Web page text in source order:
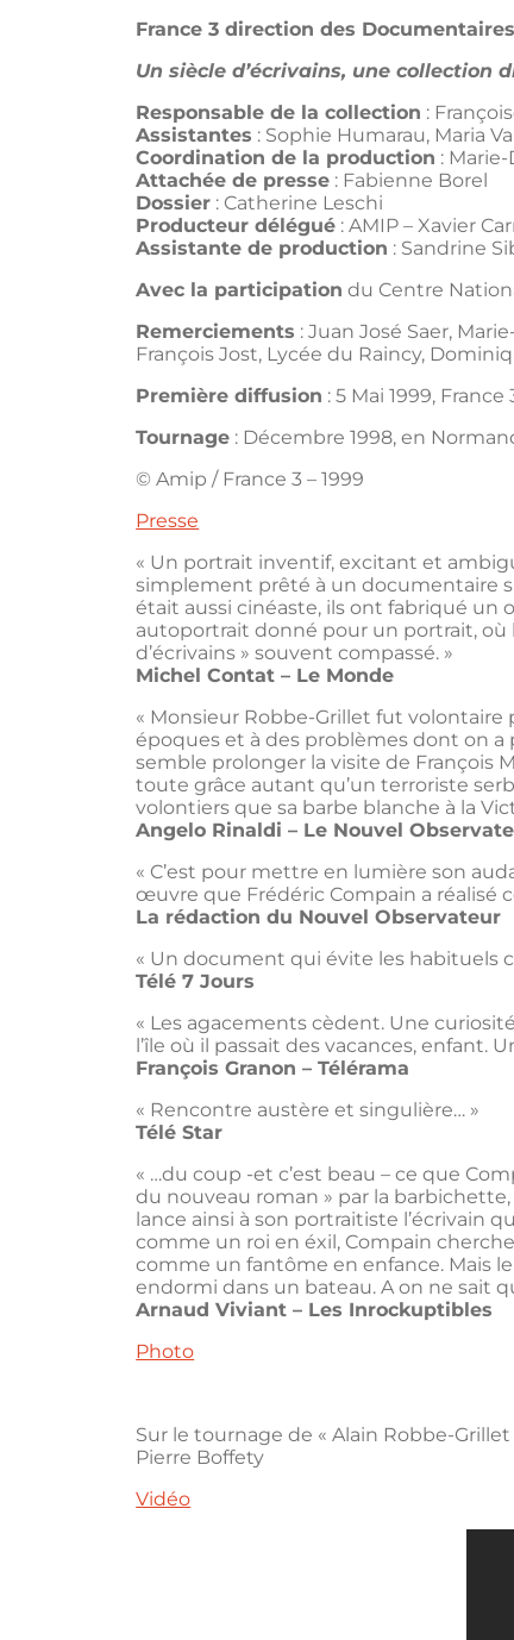
France 3 direction des
Un siècle d’écrivains, une collection
Responsable de la collection :
Assistantes : Sophie Humarau, Maria
Coordination de la production :
Attachée de presse : Fabienne Borel
Dossier : Catherine Leschi
Producteur délégué : AMIP – Xavier
Assistante de production : Sandrine
Avec la participation du Centre
Remerciements : Juan José Saer,
François Jost, Lycée du Raincy,
Première diffusion : 5 Mai 1999, France
Tournage : Décembre 1998, en
© Amip / France 3 – 1999
Presse
« Un portrait inventif, excitant et
simplement prêté à un documentaire
était aussi cinéaste, ils ont fabriqué un
autoportrait donné pour un portrait, où
d’écrivains » souvent compassé. »
Michel Contat – Le Monde
« Monsieur Robbe-Grillet fut volontaire
époques et à des problèmes dont on a
semble prolonger la visite de François
toute grâce autant qu’un terroriste
volontiers que sa barbe blanche à la
Angelo Rinaldi – Le Nouvel
« C’est pour mettre en lumière son
œuvre que Frédéric Compain a réalisé
La rédaction du Nouvel Observateur
« Un document qui évite les habituels
Télé 7 Jours
« Les agacements cèdent. Une
l’île où il passait des vacances, enfant.
François Granon – Télérama
« Rencontre austère et singulière… »
Télé Star
« …du coup -et c’est beau – ce que
du nouveau roman » par la barbichette,
lance ainsi à son portraitiste l’écrivain
comme un roi en éxil, Compain
comme un fantôme en enfance. Mais
endormi dans un bateau. A on ne sait
Arnaud Viviant – Les Inrockuptibles
Photo
Sur le tournage de « Alain Robbe-Grillet
Pierre Boffety
Vidéo